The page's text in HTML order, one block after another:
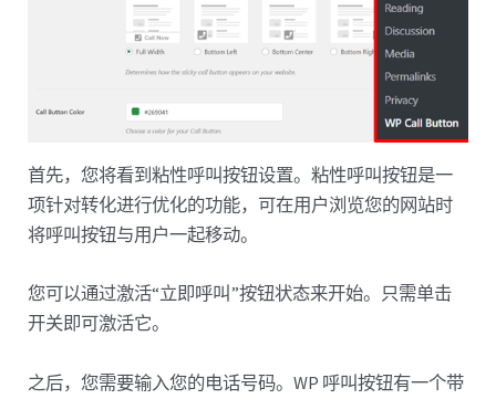
首先，您将看到粘性呼叫按钮设置。粘性呼叫按钮是一
项针对转化进行优化的功能，可在用户浏览您的网站时
将呼叫按钮与用户一起移动。
您可以通过激活“立即呼叫”按钮状态来开始。只需单击
开关即可激活它。
之后，您需要输入您的电话号码。WP 呼叫按钮有一个带